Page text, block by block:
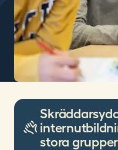
stora grupper